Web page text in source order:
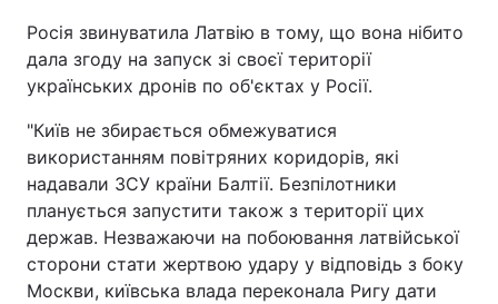
Росія звинуватила Латвію в тому, що вона нібито
дала згоду на запуск зі своєї території
українських дронів по об'єктах у Росії.
"Київ не збирається обмежуватися
використанням повітряних коридорів, які
надавали ЗСУ країни Балтії. Безпілотники
планується запустити також з території цих
держав. Незважаючи на побоювання латвійської
сторони стати жертвою удару у відповідь з боку
Москви, київська влада переконала Ригу дати